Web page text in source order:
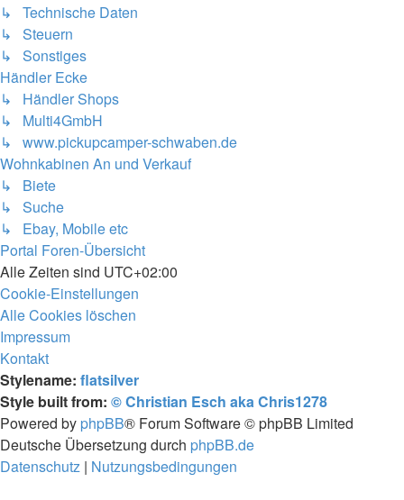
↳ Technische Daten
↳ Steuern
↳ Sonstiges
Händler Ecke
↳ Händler Shops
↳ Multi4GmbH
↳ www.pickupcamper-schwaben.de
Wohnkabinen An und Verkauf
↳ Biete
↳ Suche
↳ Ebay, Mobile etc
Portal Foren-Übersicht
Alle Zeiten sind UTC+02:00
Cookie-Einstellungen
Alle Cookies löschen
Impressum
Kontakt
Stylename: flatsilver
Style built from: © Christian Esch aka Chris1278
Powered by phpBB® Forum Software © phpBB Limited
Deutsche Übersetzung durch phpBB.de
Datenschutz | Nutzungsbedingungen